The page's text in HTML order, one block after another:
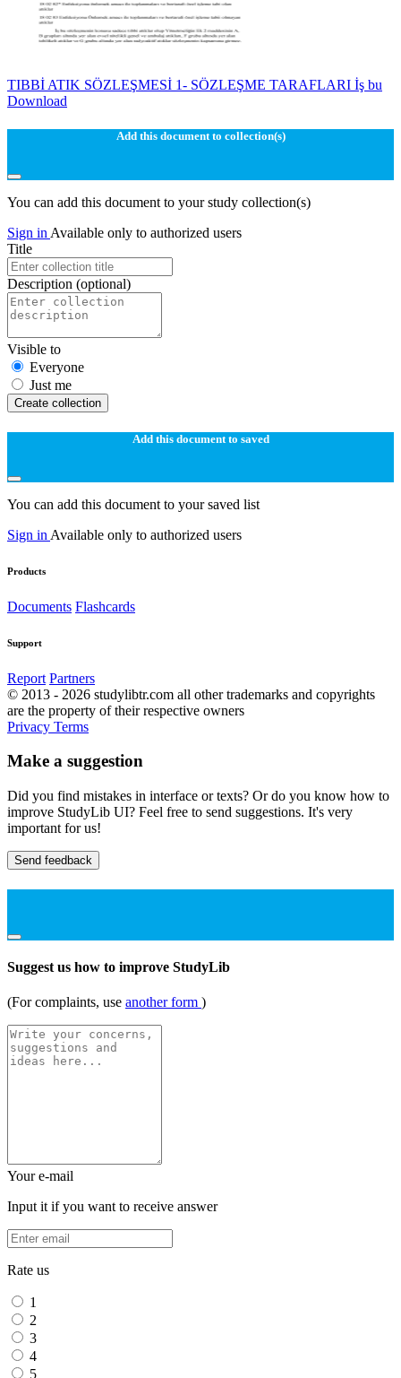
TIBBİ ATIK SÖZLEŞMESİ 1- SÖZLEŞME TARAFLARI İş bu
Download
Add this document to collection(s)
You can add this document to your study collection(s)
Sign in Available only to authorized users
Title
Description (optional)
Visible to
Everyone
Just me
Create collection
Add this document to saved
You can add this document to your saved list
Sign in Available only to authorized users
Products
Documents Flashcards
Support
Report Partners
© 2013 - 2026 studylibtr.com all other trademarks and copyrights
are the property of their respective owners
Privacy Terms
Make a suggestion
Did you find mistakes in interface or texts? Or do you know how to
improve StudyLib UI? Feel free to send suggestions. It's very
important for us!
Send feedback
Suggest us how to improve StudyLib
(For complaints, use another form )
Your e-mail
Input it if you want to receive answer
Rate us
1
2
3
4
5